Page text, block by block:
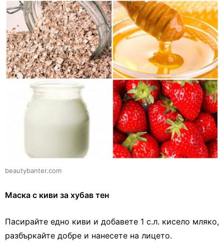
beautybanter.com
Маска с киви за хубав тен
Пасирайте едно киви и добавете 1 с.л. кисело мляко,
разбъркайте добре и нанесете на лицето.